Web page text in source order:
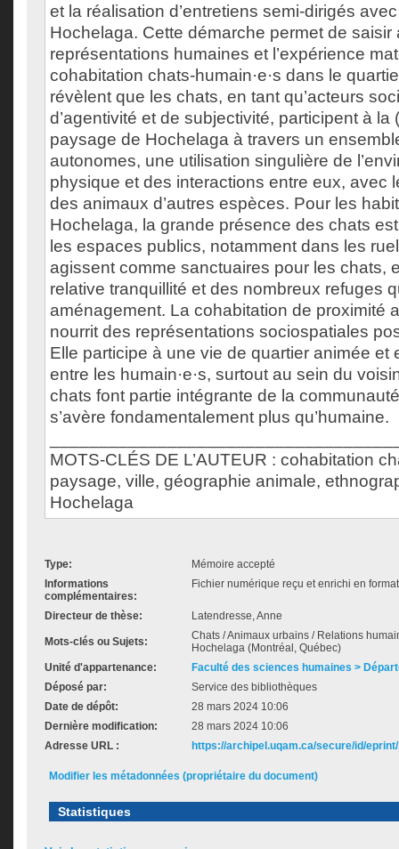
et la réalisation d’entretiens semi-dirigés
Hochelaga. Cette démarche permet de saisir
représentations humaines et l’expérience
cohabitation chats-humain·e·s dans le
révèlent que les chats, en tant qu’acteurs
d’agentivité et de subjectivité, participent à
paysage de Hochelaga à travers un
autonomes, une utilisation singulière de
physique et des interactions entre eux, avec
des animaux d’autres espèces. Pour les
Hochelaga, la grande présence des chats
les espaces publics, notamment dans les
agissent comme sanctuaires pour les chats,
relative tranquillité et des nombreux refuges
aménagement. La cohabitation de proximité
nourrit des représentations sociospatiales
Elle participe à une vie de quartier animée et
entre les humain·e·s, surtout au sein du
chats font partie intégrante de la
s’avère fondamentalement plus qu’humaine.
MOTS-CLÉS DE L’AUTEUR : cohabitation
paysage, ville, géographie animale,
Hochelaga
Type:
Mémoire accepté
Informations
complémentaires:
Fichier numérique reçu et enrichi en
Directeur de thèse: Latendresse, Anne
Mots-clés ou Sujets:
Chats / Animaux urbains / Relations
Hochelaga (Montréal, Québec)
Unité d'appartenance:
Faculté des sciences humaines >
Déposé par:
Service des bibliothèques
Date de dépôt:
28 mars 2024 10:06
Dernière modification:
28 mars 2024 10:06
Adresse URL :
https://archipel.uqam.ca/secure/id/
Modifier les métadonnées (propriétaire du document)
Statistiques